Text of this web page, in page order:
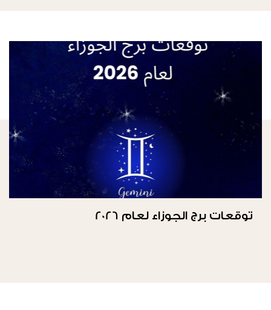
توقعات برج الجوزاء لعام 2026